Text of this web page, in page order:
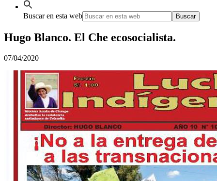
Buscar en esta web
Hugo Blanco. El Che ecosocialista.
07/04/2020